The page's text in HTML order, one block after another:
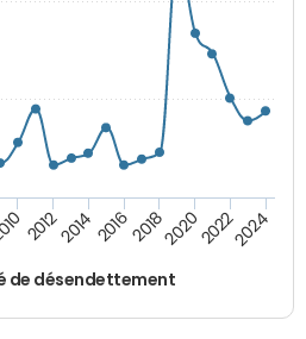
de désendettement
2012201420162018202020222024